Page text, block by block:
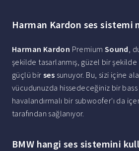
Harman Kardon ses sistemi
Harman Kardon Premium Sound,
şekilde tasarlanmış, güzel bir
güçlü birses sunuyor. Bu, sizi içine
vücudunuzda hissedeceğiniz bir bass
havalandırmalı bir subwoofer'ı da
tarafından sağlanıyor.
BMW hangi ses sistemini